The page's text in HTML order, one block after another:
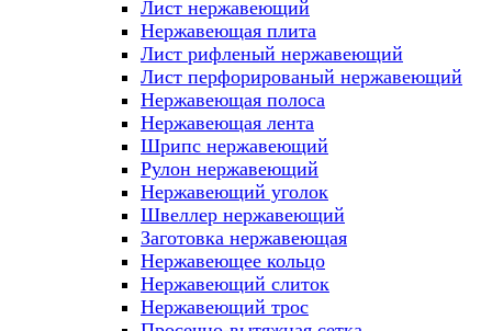
Лист нержавеющий
Нержавеющая плита
Лист рифленый нержавеющий
Лист перфорированый нержавеющий
Нержавеющая полоса
Нержавеющая лента
Шрипс нержавеющий
Рулон нержавеющий
Нержавеющий уголок
Швеллер нержавеющий
Заготовка нержавеющая
Нержавеющее кольцо
Нержавеющий слиток
Нержавеющий трос